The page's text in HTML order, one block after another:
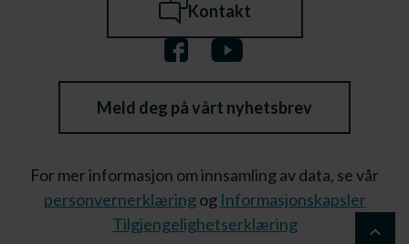
Kontakt
Meld deg på vårt nyhetsbrev
For mer informasjon om innsamling av data, se vår
personvernerklæringog Informasjonskapsler
Tilgjengelighetserklæring
keyboard_arrow_up